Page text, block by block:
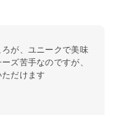
が、ユニークで美味
ズ苦手なのですが、
だけます